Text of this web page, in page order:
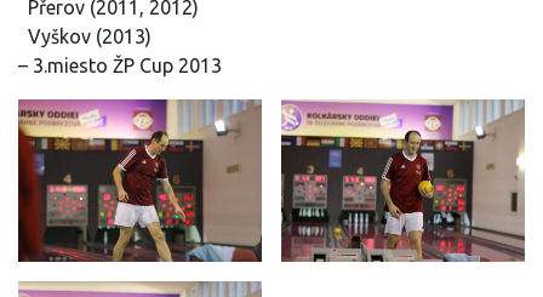
Přerov (2011, 2012)
Vyškov (2013)
– 3.miesto ŽP Cup 2013